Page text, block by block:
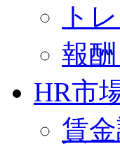
ト
報
HR市
賃